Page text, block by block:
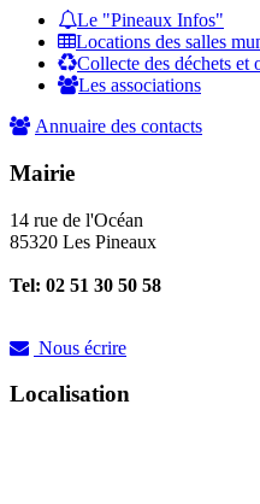
Le "Pineaux Infos"
Locations des salles
Collecte des déchets et
Les associations
Annuaire des contacts
Mairie
14 rue de l'Océan
85320 Les Pineaux
Tel: 02 51 30 50 58
Nous écrire
Localisation